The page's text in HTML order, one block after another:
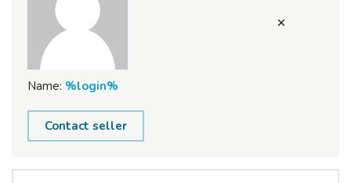
Name: %login%
Contact seller